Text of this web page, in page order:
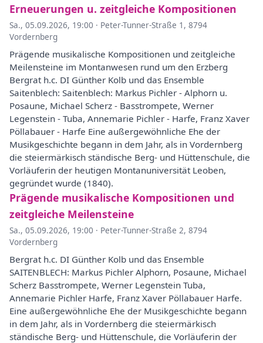
Erneuerungen u. zeitgleiche Kompositionen
Sa., 05.09.2026, 19:00 · Peter-Tunner-Straße 1, 8794
Vordernberg
Prägende musikalische Kompositionen und zeitgleiche
Meilensteine im Montanwesen rund um den Erzberg
Bergrat h.c. DI Günther Kolb und das Ensemble
Saitenblech: Saitenblech: Markus Pichler - Alphorn u.
Posaune, Michael Scherz - Basstrompete, Werner
Legenstein - Tuba, Annemarie Pichler - Harfe, Franz Xaver
Pöllabauer - Harfe Eine außergewöhnliche Ehe der
Musikgeschichte begann in dem Jahr, als in Vordernberg
die steiermärkisch ständische Berg- und Hüttenschule, die
Vorläuferin der heutigen Montanuniversität Leoben,
gegründet wurde (1840).
Prägende musikalische Kompositionen und
zeitgleiche Meilensteine
Sa., 05.09.2026, 19:00 · Peter-Tunner-Straße 2, 8794
Vordernberg
Bergrat h.c. DI Günther Kolb und das Ensemble
SAITENBLECH: Markus Pichler Alphorn, Posaune, Michael
Scherz Basstrompete, Werner Legenstein Tuba,
Annemarie Pichler Harfe, Franz Xaver Pöllabauer Harfe.
Eine außergewöhnliche Ehe der Musikgeschichte begann
in dem Jahr, als in Vordernberg die steiermärkisch
ständische Berg- und Hüttenschule, die Vorläuferin der